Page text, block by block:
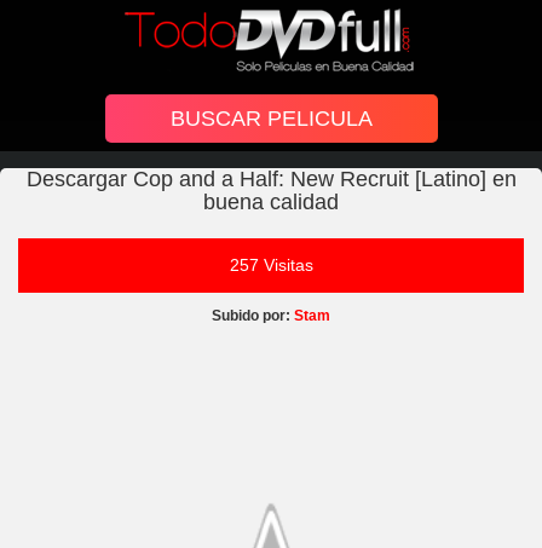
Descargar Cop and a Half: New Recruit [Latino] en
buena calidad
257 Visitas
Subido por: Stam